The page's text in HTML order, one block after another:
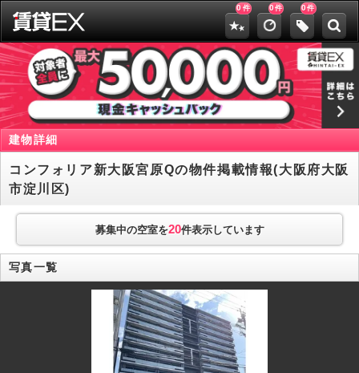
0 件 0件 0件
建物詳細
コンフォリア新大阪宮原Qの物件掲載情報(大阪府大阪
市淀川区)
募集中の空室を20件表示しています
写真一覧